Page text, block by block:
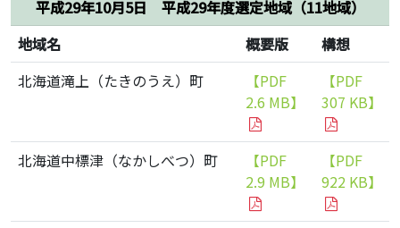
平成29年10月5日 平成29年度選定地域（11地域）
地域名
概要版
構想
北海道滝上（たきのうえ）町
【PDF
2.6 MB】
【PDF
307 KB】
北海道中標津（なかしべつ）町
【PDF
2.9 MB】
【PDF
922 KB】